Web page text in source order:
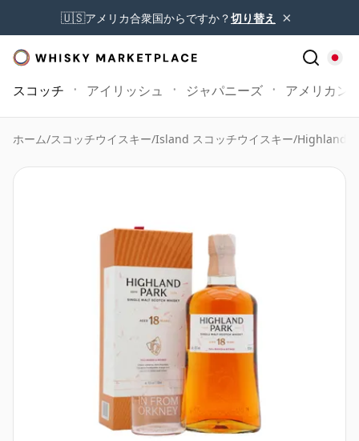
🇺🇸アメリカ合衆国からですか？切り替え ×
スコッチ アイリッシュ ジャパニーズ アメリカン
ホーム/スコッチウイスキー/Island スコッチウイスキー/Highland